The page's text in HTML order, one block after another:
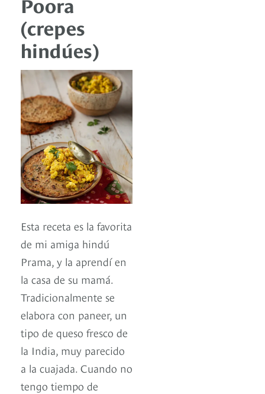
(crepes
hindúes)
Esta receta es la favorita
de mi amiga hindú
Prama, y la aprendí en
la casa de su mamá.
Tradicionalmente se
elabora con paneer, un
tipo de queso fresco de
la India, muy parecido
a la cuajada. Cuando no
tengo tiempo de